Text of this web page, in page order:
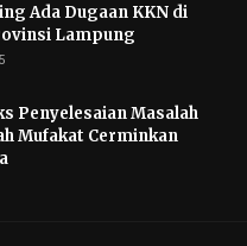
Ada Dugaan KKN di
Lampung
Penyelesaian Masalah
Mufakat Cerminkan